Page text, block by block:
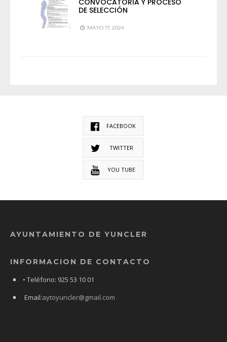
DE SELECCIÓN
MAYO 17, 2024
FACEBOOK
TWITTER
YOU TUBE
AYUNTAMIENTO DE YUNCLER
INFORMACION DE CONTACTO
• Teléfono: 925 53 10 01
Email:aytoyuncler@gmail.com